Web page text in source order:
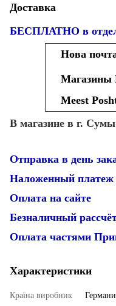
Доставка
БЕСПЛАТНО в
Нова
Магазины
Meest
В магазине в г. Сумы
Отправка в день
Наложенный платеж
Оплата на сайте
Безналичный
Оплата частями
Характеристики
Країна виробник